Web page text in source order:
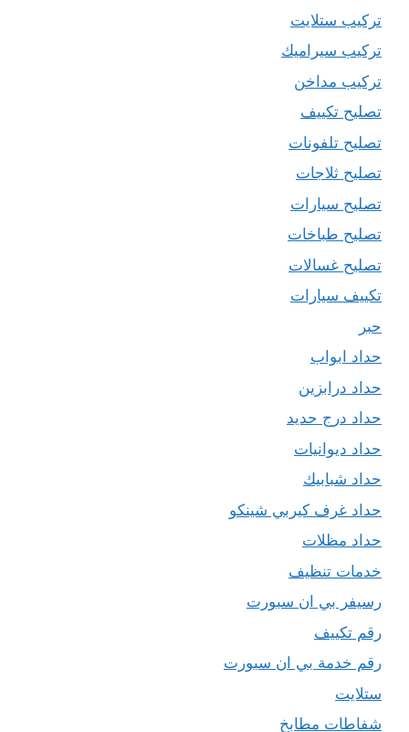
تركيب ستلايت
تركيب سيراميك
تركيب مداخن
تصليح تكييف
تصليح تلفونات
تصليح ثلاجات
تصليح سيارات
تصليح طباخات
تصليح غسالات
تكييف سيارات
حبر
حداد ابواب
حداد درابزين
حداد درج حديد
حداد ديوانيات
حداد شبابيك
حداد غرف كيربي شينكو
حداد مظلات
خدمات تنظيف
رسيفر بي ان سبورت
رقم تكييف
رقم خدمة بي ان سبورت
ستلايت
شفاطات مطابخ